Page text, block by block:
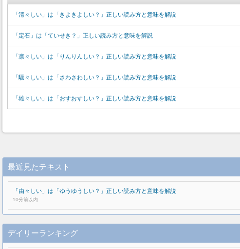
「清々しい」は「きよきよしい？」正しい読み方と意味を解説
「定石」は「ていせき？」正しい読み方と意味を解説
「凛々しい」は「りんりんしい？」正しい読み方と意味を解説
「騒々しい」は「さわさわしい？」正しい読み方と意味を解説
「雄々しい」は「おすおすしい？」正しい読み方と意味を解説
最近見たテキスト
「由々しい」は「ゆうゆうしい？」正しい読み方と意味を解説
10分前以内
デイリーランキング